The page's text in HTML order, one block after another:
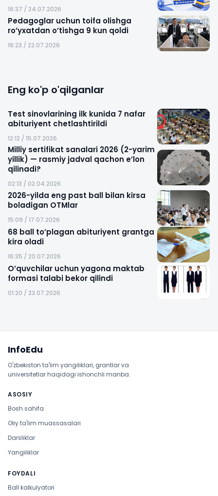
16:37 / 24.07.2026
Pedagoglar uchun toifa olishga
ro’yxatdan o’tishga 9 kun qoldi
16:23 / 22.07.2026
Eng ko'p o'qilganlar
Test sinovlarining ilk kunida 7 nafar
abituriyent chetlashtirildi
12:12 / 15.07.2026
Milliy sertifikat sanalari 2026 (2-yarim
yillik) — rasmiy jadval qachon e’lon
qilinadi?
02:13 / 02.04.2026
2026-yilda eng past ball bilan kirsa
boladigan OTMlar
15:09 / 17.07.2026
68 ball to’plagan abituriyent grantga
kira oladi
16:35 / 20.07.2026
O’quvchilar uchun yagona maktab
formasi talabi bekor qilindi
01:20 / 23.07.2026
InfoEdu
O'zbekiston ta'lim yangiliklari, grantlar va
universitetlar haqidagi ishonchli manba.
ASOSIY
Bosh sahifa
Oliy ta'lim muassasalari
Darsliklar
Yangiliklar
FOYDALI
Ball kalkulyatori